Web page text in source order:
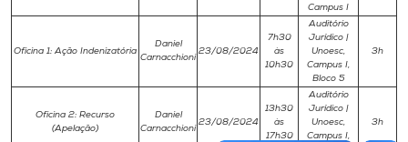
Campus I
Oficina 1: Ação Indenizatória
Daniel
Carnacchioni
23/08/2024
7h30
às
10h30
Auditório
Jurídico |
Unoesc,
Campus I,
Bloco 5
3h
Oficina 2: Recurso
(Apelação)
Daniel
Carnacchioni
23/08/2024
13h30
às
17h30
Auditório
Jurídico |
Unoesc,
Campus I,
3h